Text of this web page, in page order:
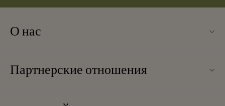
О нас
О Las Rozas Village
Партнерские отношения